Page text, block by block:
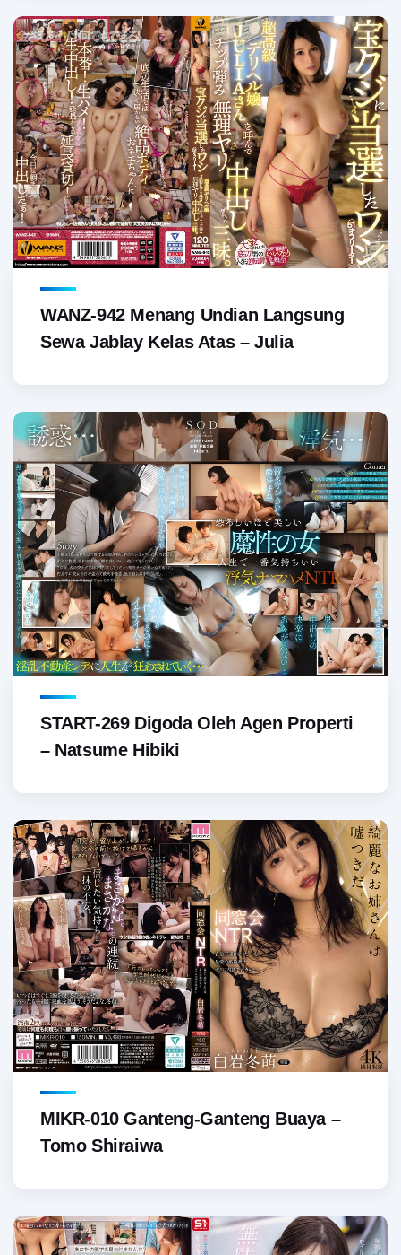
WANZ-942 Menang Undian Langsung
Sewa Jablay Kelas Atas – Julia
START-269 Digoda Oleh Agen Properti
– Natsume Hibiki
MIKR-010 Ganteng-Ganteng Buaya –
Tomo Shiraiwa